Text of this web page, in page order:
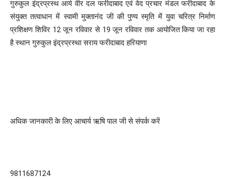
गुरुकुल इंद्रप्रस्थ आर्य वीर दल फरीदाबाद एवं वेद प्रचार मंडल फरीदाबाद के
संयुक्त तत्वाधान में स्वामी मुक्तानंद जी की पुण्य स्मृति में युवा चरित्र निर्माण
प्रशिक्षण शिविर 12 जून रविवार से 19 जून रविवार तक आयोजित किया जा रहा
है स्थान गुरुकुल इंद्रप्रस्था सराय फरीदाबाद हरियाणा
अधिक जानकारी के लिए आचार्य ऋषि पाल जी से संपर्क करें
9811687124